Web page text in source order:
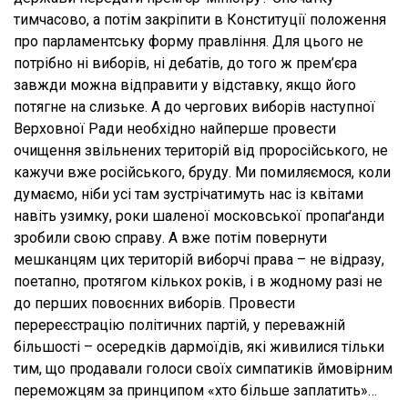
тимчасово, а потім закріпити в Конституції положення
про парламентську форму правління. Для цього не
потрібно ні виборів, ні дебатів, до того ж прем’єра
завжди можна відправити у відставку, якщо його
потягне на слизьке. А до чергових виборів наступної
Верховної Ради необхідно найперше провести
очищення звільнених територій від проросійського, не
кажучи вже російського, бруду. Ми помиляємося, коли
думаємо, ніби усі там зустрічатимуть нас із квітами
навіть узимку, роки шаленої московської пропаґанди
зробили свою справу. А вже потім повернути
мешканцям цих територій виборчі права – не відразу,
поетапно, протягом кількох років, і в жодному разі не
до перших повоєнних виборів. Провести
перереєстрацію політичних партій, у переважній
більшості – осередків дармоїдів, які живилися тільки
тим, що продавали голоси своїх симпатиків ймовірним
переможцям за принципом «хто більше заплатить»…